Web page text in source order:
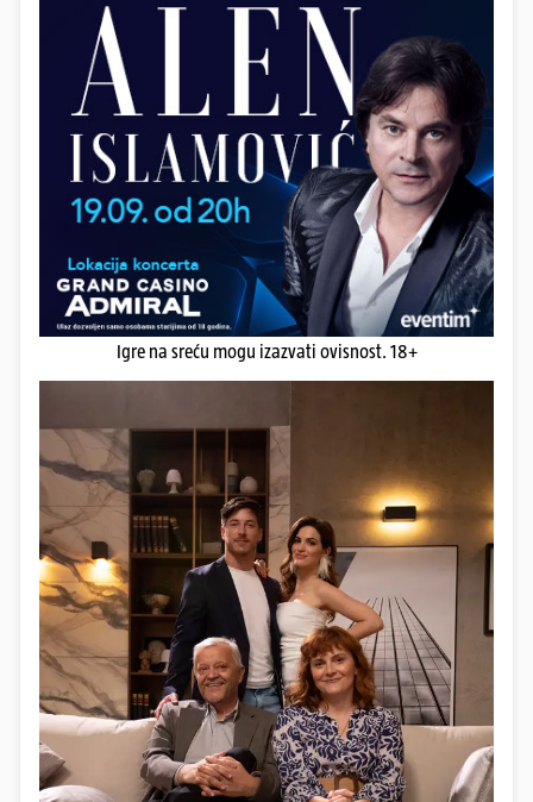
Igre na sreću mogu izazvati ovisnost. 18+